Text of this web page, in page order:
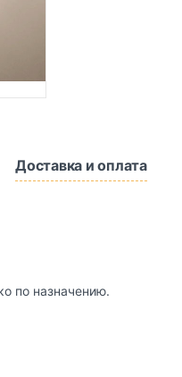
Доставка и оплата
по назначению.